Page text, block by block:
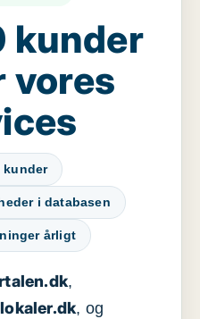
kunder
vores
kunder
i databasen
årligt
,
, og